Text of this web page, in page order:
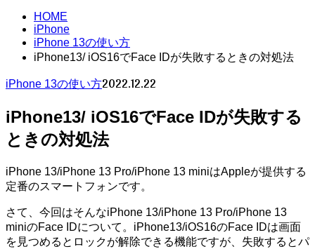
HOME
iPhone
iPhone 13の使い方
iPhone13/ iOS16でFace IDが失敗するときの対処法
iPhone 13の使い方2022.12.22
iPhone13/ iOS16でFace IDが失敗する
ときの対処法
iPhone 13/iPhone 13 Pro/iPhone 13 miniはAppleが提供する
定番のスマートフォンです。
さて、今回はそんなiPhone 13/iPhone 13 Pro/iPhone 13
miniのFace IDについて。iPhone13/iOS16のFace IDは画面
を見つめるとロックが解除できる機能ですが、失敗するとパ